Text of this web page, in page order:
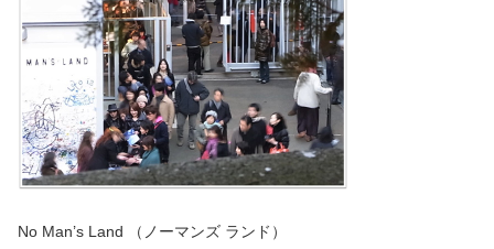
No Man’s Land （ノーマンズ ランド）